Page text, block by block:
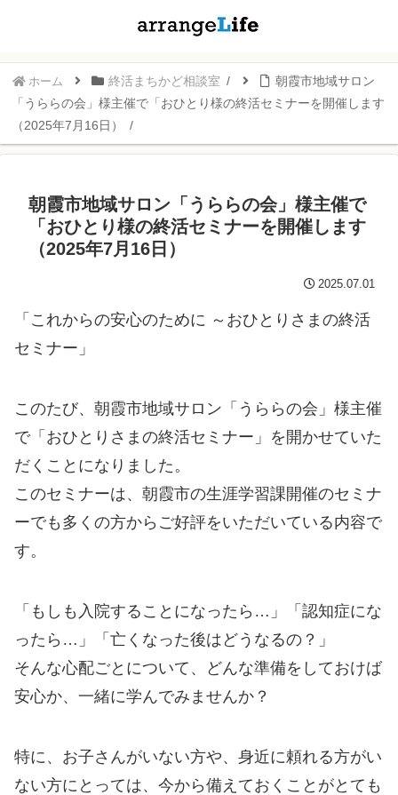
ホーム 終活まちかど相談室
朝霞市地域サロン
「うららの会」様主催で「おひとり様の終活セミナーを開催します
（2025年7月16日）
朝霞市地域サロン「うららの会」様主催で
「おひとり様の終活セミナーを開催します
（2025年7月16日）
2025.07.01
「これからの安心のために ～おひとりさまの終活
セミナー」
このたび、朝霞市地域サロン「うららの会」様主催
で「おひとりさまの終活セミナー」を開かせていた
だくことになりました。
このセミナーは、朝霞市の生涯学習課開催のセミナ
ーでも多くの方からご好評をいただいている内容で
す。
「もしも入院することになったら…」「認知症にな
ったら…」「亡くなった後はどうなるの？」
そんな心配ごとについて、どんな準備をしておけば
安心か、一緒に学んでみませんか？
特に、お子さんがいない方や、身近に頼れる方がい
ない方にとっては、今から備えておくことがとても